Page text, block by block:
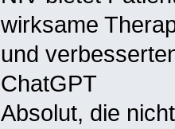
wirksame
und
ChatGPT
Absolut, die